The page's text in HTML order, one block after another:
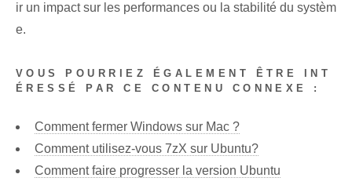
ir un impact sur les performances ou la stabilité du systèm
e.
VOUS POURRIEZ ÉGALEMENT ÊTRE INT
ÉRESSÉ PAR CE CONTENU CONNEXE :
Comment fermer Windows sur Mac ?
Comment utilisez-vous 7zX sur Ubuntu?
Comment faire progresser la version Ubuntu